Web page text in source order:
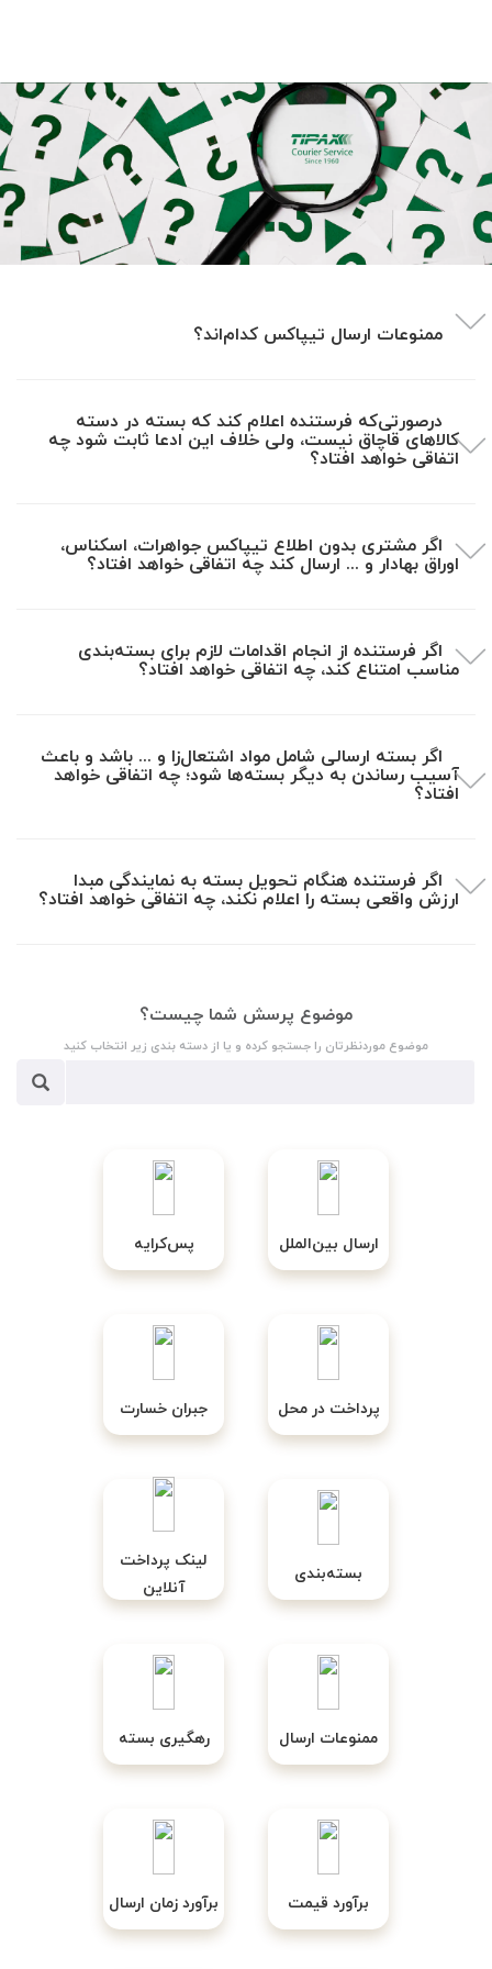
ممنوعات ارسال تیپاکس کدام‌اند؟
درصورتی‌که فرستنده اعلام کند که بسته در دسته
کالاهای قاچاق نیست، ولی خلاف این ادعا ثابت شود چه
اتفاقی خواهد افتاد؟
اگر مشتری بدون اطلاع تیپاکس جواهرات، اسکناس،
اوراق بهادار و ... ارسال کند چه اتفاقی خواهد افتاد؟
اگر فرستنده از انجام اقدامات لازم برای بسته‌بندی
مناسب امتناع کند، چه اتفاقی خواهد افتاد؟
اگر بسته ارسالی شامل مواد اشتعال‌زا و ... باشد و باعث
آسیب رساندن به دیگر بسته‌ها شود؛ چه اتفاقی خواهد
افتاد؟
اگر فرستنده هنگام تحویل بسته به نمایندگی مبدا
ارزش واقعی بسته را اعلام نکند، چه اتفاقی خواهد افتاد؟
موضوع پرسش شما چیست؟
موضوع موردنظرتان را جستجو کرده و یا از دسته بندی زیر انتخاب کنید
ارسال بین‌الملل پس‌کرایه
پرداخت در محل جبران خسارت
بسته‌بندی
لینک پرداخت
آنلاین
ممنوعات ارسال رهگیری بسته
برآورد قیمت برآورد زمان ارسال